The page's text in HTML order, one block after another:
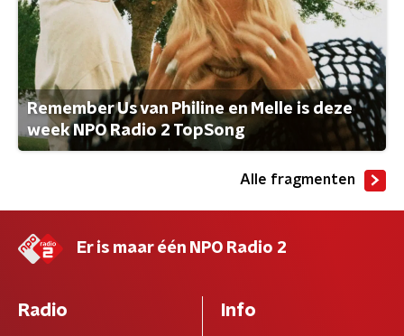
Remember Us van Philine en Melle is deze
week NPO Radio 2 TopSong
Alle fragmenten
Er is maar één NPO Radio 2
Radio Info